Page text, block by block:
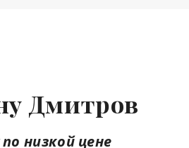
Дмитров
низкой цене